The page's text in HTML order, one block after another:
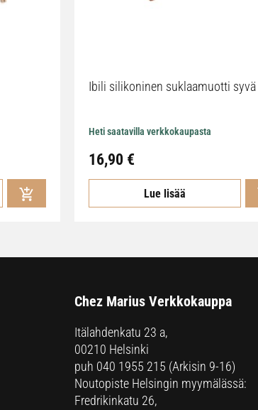
Ibili silikoninen suklaamuotti syvä
Heti saatavilla verkkokaupasta
16,90 €
Lue lisää
Chez Marius Verkkokauppa
Itälahdenkatu 23 a,
00210 Helsinki
puh 040 1955 215 (Arkisin 9-16)
Noutopiste Helsingin myymälässä:
Fredrikinkatu 26,